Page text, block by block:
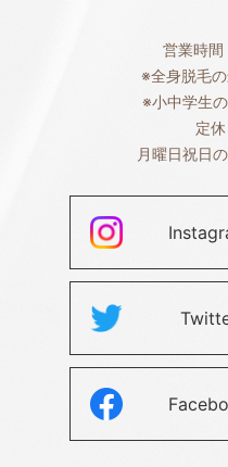
営業時
※全身脱毛
※小中学生
定
月曜日祝日